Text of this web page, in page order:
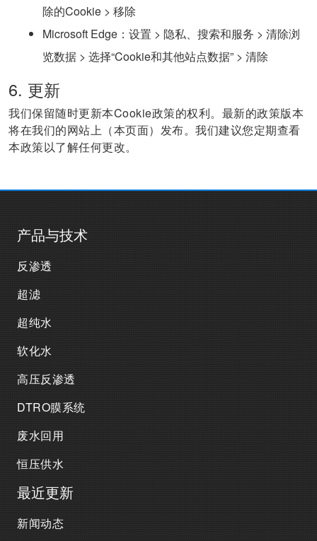
除的Cookie > 移除
Microsoft Edge：设置 > 隐私、搜索和服务 > 清除浏
览数据 > 选择“Cookie和其他站点数据” > 清除
6. 更新
我们保留随时更新本Cookie政策的权利。最新的政策版本
将在我们的网站上（本页面）发布。我们建议您定期查看
本政策以了解任何更改。
产品与技术
反渗透
超滤
超纯水
软化水
高压反渗透
DTRO膜系统
废水回用
恒压供水
最近更新
新闻动态